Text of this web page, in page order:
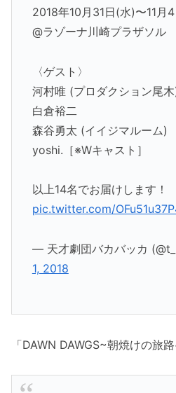
2018年10月31日(水)〜11月
@ラゾーナ川崎プラザソル
〈ゲスト〉
河村唯 (プロダクション尾木
白倉裕二
森谷勇太 (イイジマルーム)
yoshi.［※Wキャスト］
以上14名でお届けします！
pic.twitter.com/
— 天才劇団バカバッカ
1, 2018
「DAWN DAWGS~朝焼けの旅路